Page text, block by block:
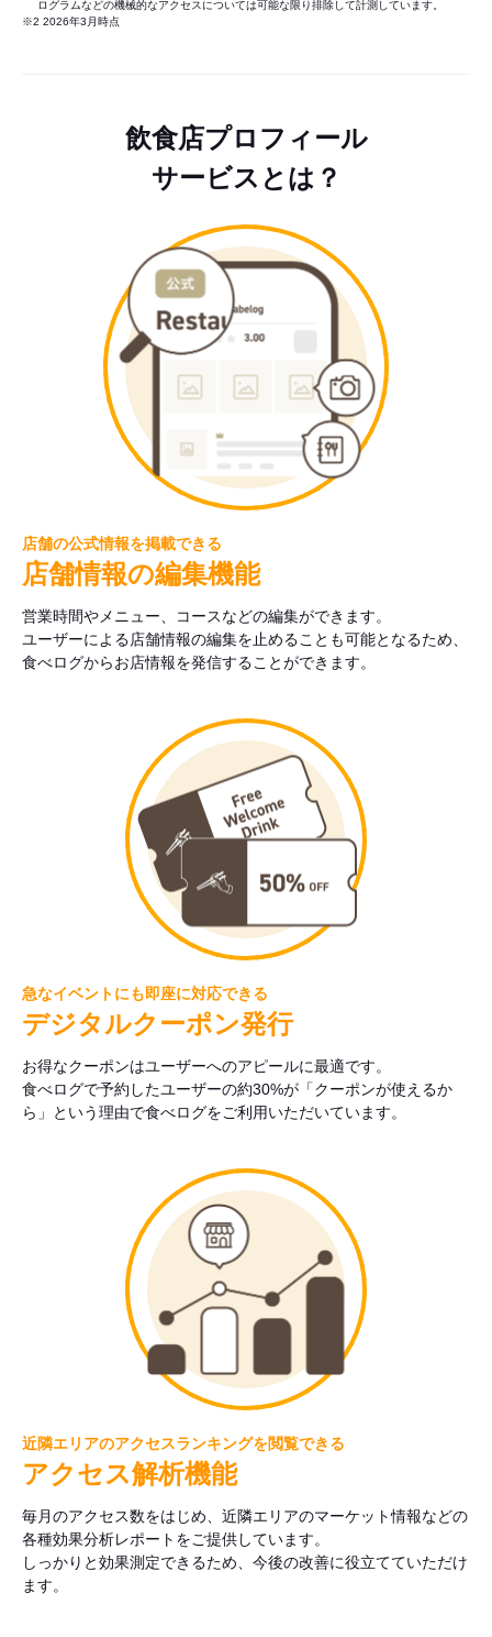
ログラムなどの機械的なアクセスについては可能な限り排除して計測しています。
※2 2026年3月時点
飲食店プロフィール
サービスとは？
店舗の公式情報を掲載できる
店舗情報の編集機能
営業時間やメニュー、コースなどの編集ができます。
ユーザーによる店舗情報の編集を止めることも可能となるため、
食べログからお店情報を発信することができます。
急なイベントにも即座に対応できる
デジタルクーポン発行
お得なクーポンはユーザーへのアピールに最適です。
食べログで予約したユーザーの約30%が「クーポンが使えるか
ら」という理由で食べログをご利用いただいています。
近隣エリアのアクセスランキングを閲覧できる
アクセス解析機能
毎月のアクセス数をはじめ、近隣エリアのマーケット情報などの
各種効果分析レポートをご提供しています。
しっかりと効果測定できるため、今後の改善に役立てていただけ
ます。